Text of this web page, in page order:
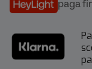
paga